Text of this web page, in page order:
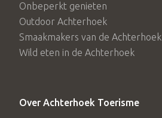
Onbeperkt genieten
Outdoor Achterhoek
Smaakmakers van de Achterhoek
Wild eten in de Achterhoek
Over Achterhoek Toerisme